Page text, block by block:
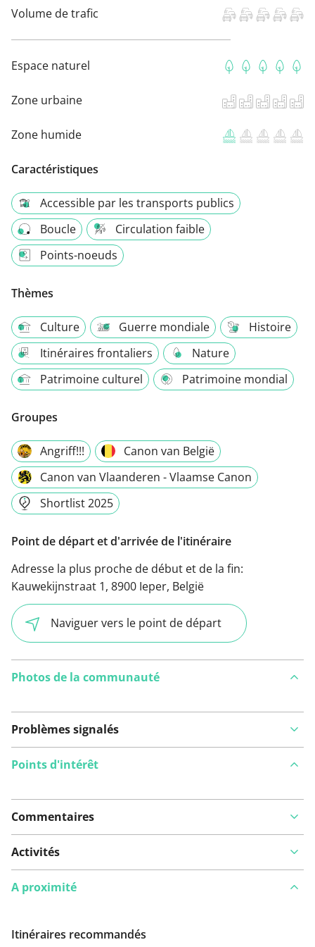
Volume de trafic
Espace naturel
Zone urbaine
Zone humide
Caractéristiques
Accessible par les transports publics
Boucle
Circulation faible
Points-noeuds
Thèmes
Culture Guerre mondiale
Histoire
Itinéraires frontaliers
Nature
Patrimoine culturel
Patrimoine mondial
Groupes
Angriff!!!
Canon van België
Canon van Vlaanderen - Vlaamse Canon
Shortlist 2025
Point de départ et d'arrivée de l'itinéraire
Adresse la plus proche de début et de la fin:
Kauwekijnstraat 1, 8900 Ieper, België
Naviguer vers le point de départ
Photos de la communauté
Problèmes signalés
Voir sur la carte
Vous avez remarqué quelque chose sur cet itinéraire ?
Points d'intérêt
Commentaires
Activités
A proximité
Itinéraires recommandés